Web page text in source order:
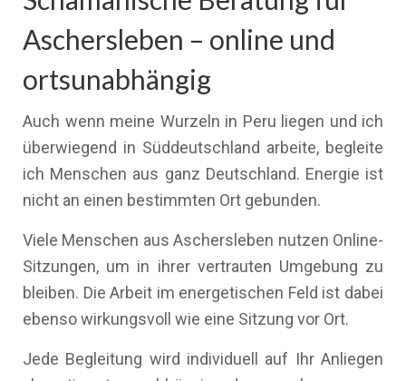
Aschersleben – online und
ortsunabhängig
Auch wenn meine Wurzeln in Peru liegen und ich
überwiegend in Süddeutschland arbeite, begleite
ich Menschen aus ganz Deutschland. Energie ist
nicht an einen bestimmten Ort gebunden.
Viele Menschen aus Aschersleben nutzen Online-
Sitzungen, um in ihrer vertrauten Umgebung zu
bleiben. Die Arbeit im energetischen Feld ist dabei
ebenso wirkungsvoll wie eine Sitzung vor Ort.
Jede Begleitung wird individuell auf Ihr Anliegen